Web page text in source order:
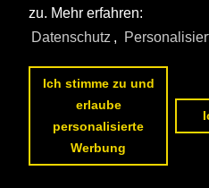
zu. Mehr erfahren:
Datenschutz ,
Ich stimme zu und
erlaube
personalisierte
Werbung